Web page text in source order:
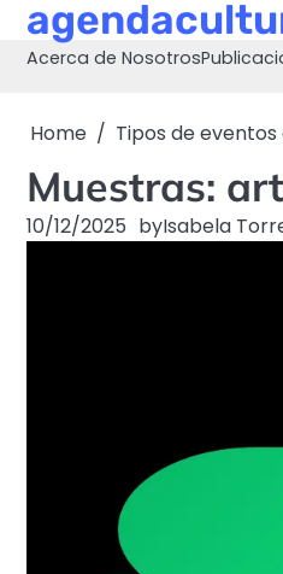
Skip
content
Acerca de Nosotros
Home Tipos de
Muestras:
10/12/2025 byIsabela